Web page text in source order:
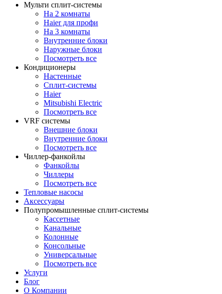
Мульти сплит-системы
На 2 комнаты
Haier для профи
На 3 комнаты
Внутренние блоки
Наружные блоки
Посмотреть все
Кондиционеры
Настенные
Сплит-системы
Haier
Mitsubishi Electric
Посмотреть все
VRF системы
Внешние блоки
Внутренние блоки
Посмотреть все
Чиллер-фанкойлы
Фанкойлы
Чиллеры
Посмотреть все
Тепловые насосы
Аксессуары
Полупромышленные сплит-системы
Кассетные
Канальные
Колонные
Консольные
Универсальные
Посмотреть все
Услуги
Блог
О Компании